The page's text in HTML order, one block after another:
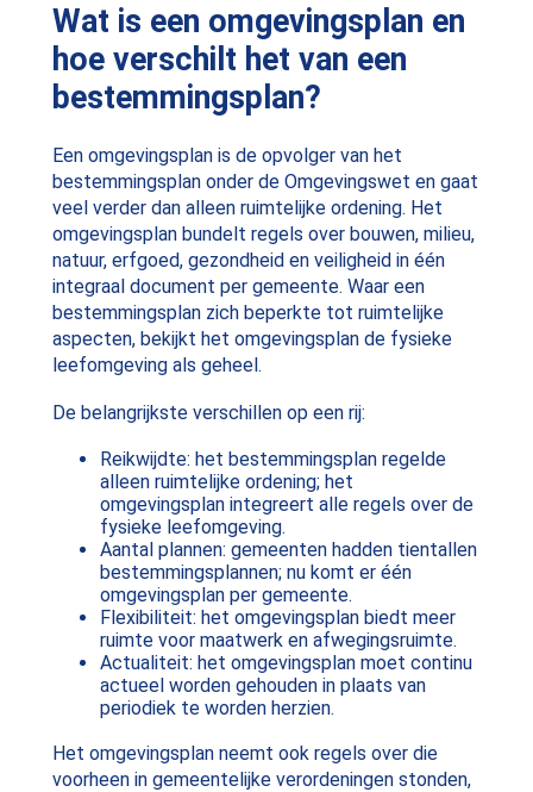
Wat is een omgevingsplan en
hoe verschilt het van een
bestemmingsplan?
Een omgevingsplan is de opvolger van het
bestemmingsplan onder de Omgevingswet en gaat
veel verder dan alleen ruimtelijke ordening. Het
omgevingsplan bundelt regels over bouwen, milieu,
natuur, erfgoed, gezondheid en veiligheid in één
integraal document per gemeente. Waar een
bestemmingsplan zich beperkte tot ruimtelijke
aspecten, bekijkt het omgevingsplan de fysieke
leefomgeving als geheel.
De belangrijkste verschillen op een rij:
Reikwijdte: het bestemmingsplan regelde
alleen ruimtelijke ordening; het
omgevingsplan integreert alle regels over de
fysieke leefomgeving.
Aantal plannen: gemeenten hadden tientallen
bestemmingsplannen; nu komt er één
omgevingsplan per gemeente.
Flexibiliteit: het omgevingsplan biedt meer
ruimte voor maatwerk en afwegingsruimte.
Actualiteit: het omgevingsplan moet continu
actueel worden gehouden in plaats van
periodiek te worden herzien.
Het omgevingsplan neemt ook regels over die
voorheen in gemeentelijke verordeningen stonden,